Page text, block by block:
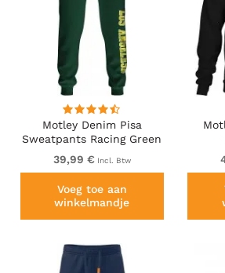
Motley Denim Pisa
Sweatpants Racing Green
39,99 € Incl. Btw
Voeg toe aan
winkelmandje